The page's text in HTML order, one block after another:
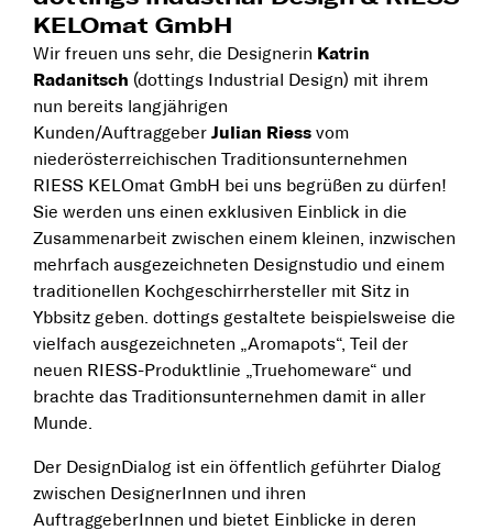
KELOmat GmbH
Wir freuen uns sehr, die Designerin Katrin
Radanitsch (dottings Industrial Design) mit ihrem
nun bereits langjährigen
Kunden/Auftraggeber Julian Riess vom
niederösterreichischen Traditionsunternehmen
RIESS KELOmat GmbH bei uns begrüßen zu dürfen!
Sie werden uns einen exklusiven Einblick in die
Zusammenarbeit zwischen einem kleinen, inzwischen
mehrfach ausgezeichneten Designstudio und einem
traditionellen Kochgeschirrhersteller mit Sitz in
Ybbsitz geben. dottings gestaltete beispielsweise die
vielfach ausgezeichneten „Aromapots“, Teil der
neuen RIESS-Produktlinie „Truehomeware“ und
brachte das Traditionsunternehmen damit in aller
Munde.
Der DesignDialog ist ein öffentlich geführter Dialog
zwischen DesignerInnen und ihren
AuftraggeberInnen und bietet Einblicke in deren